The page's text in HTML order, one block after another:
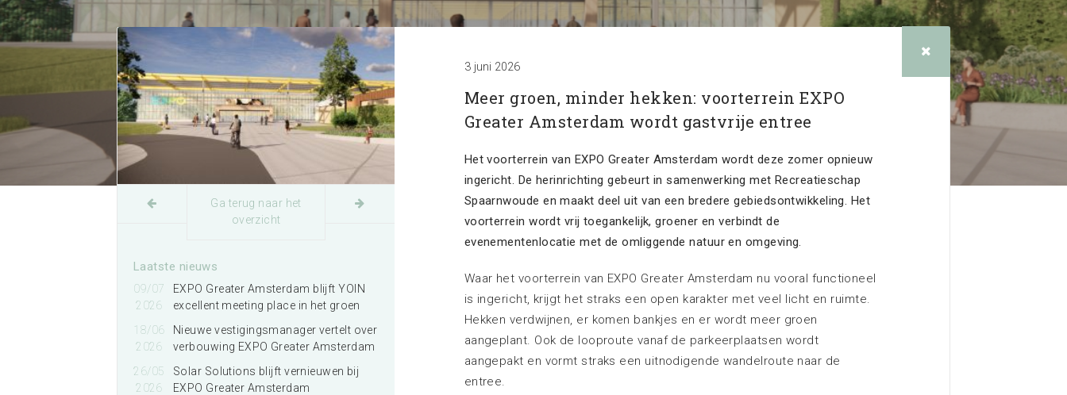
Organiseren bij EXPO
Greater Amsterdam
Meer informatie
Exposeren bij EXPO Greater
Amsterdam
Meer informatie
Contact met EXPO Greater
Amsterdam
Meer informatie
3 juni 2026
Meer groen, minder hekken: voorterrein EXPO
Greater Amsterdam wordt gastvrije entree
Het voorterrein van EXPO Greater Amsterdam wordt deze zomer opnieuw
ingericht. De herinrichting gebeurt in samenwerking met Recreatieschap
Spaarnwoude en maakt deel uit van een bredere gebiedsontwikkeling. Het
voorterrein wordt vrij toegankelijk, groener en verbindt de
evenementenlocatie met de omliggende natuur en omgeving.
Waar het voorterrein van EXPO Greater Amsterdam nu vooral functioneel
is ingericht, krijgt het straks een open karakter met veel licht en ruimte.
Hekken verdwijnen, er komen bankjes en er wordt meer groen
aangeplant. Ook de looproute vanaf de parkeerplaatsen wordt
aangepakt en vormt straks een uitnodigende wandelroute naar de
entree.
Ga terug naar het
overzicht
Laatste nieuws
09/07
2026
EXPO Greater Amsterdam blijft YOIN
excellent meeting place in het groen
18/06
2026
Nieuwe vestigingsmanager vertelt over
verbouwing EXPO Greater Amsterdam
26/05
2026
Solar Solutions blijft vernieuwen bij
EXPO Greater Amsterdam